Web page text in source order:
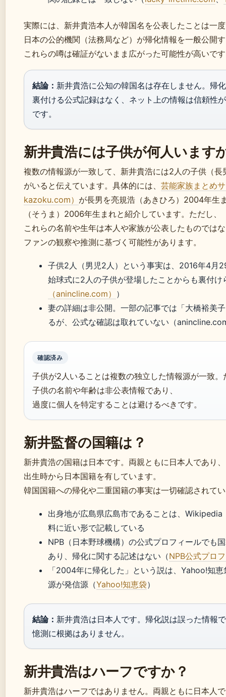
実際には、新井貴浩本人が韓国名を公表したことは一
日本の公的機関（法務局など）が帰化情報を一般公開
これらの噂は確証がないまま広がった可能性が高いで
結論： 新井貴浩に公知の韓国名は存在しません。帰
裏付ける公式記録はなく、ネット上の情報は信頼性
です。
新井貴浩には子供が何人います
複数の情報源が一致して、新井貴浩には2人の子供（長
がいると伝えています。具体的には、 芸能家族まとめ
kazoku.com） が長男を亮規浩（あきひろ）2004年生
（そうま）2006年生まれと紹介しています。ただし、
これらの名前や生年は本人や家族が公表したものでは
ファンの観察や推測に基づく可能性があります。
子供2人（男児2人）という事実は、2016年4月
始球式に2人の子供が登場したことからも裏付け
（anincline.com） ）
妻の詳細は非公開。一部の記事では「大橋裕美
るが、公式な確認は取れていない（
確認済み
子供が2人いることは複数の独立した情報源が一致。
子供の名前や年齢は非公表情報であり、
過度に個人を特定することは避けるべきです。
新井監督の国籍は？
新井貴浩の国籍は日本です。両親ともに日本人であり、
出生時から日本国籍を有しています。
韓国国籍への帰化や二重国籍の事実は一切確認されて
出身地が広島県広島市であることは、Wikipedia
料に近い形で記載している
NPB（日本野球機構）の公式プロフィールでも
あり、帰化に関する記述はない（NPB公式プロ
「2004年に帰化した」という説は、Yahoo!知
源が発信源（Yahoo!知恵袋）
結論： 新井貴浩は日本人です。帰化説は誤った情報
憶測に根拠はありません。
新井貴浩はハーフですか？
新井貴浩はハーフではありません。両親ともに日本人